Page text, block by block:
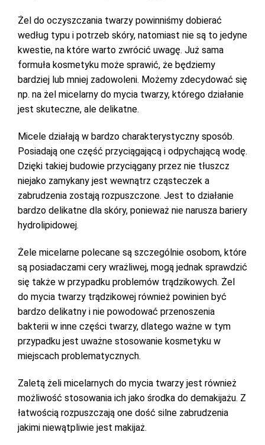
Żel do oczyszczania twarzy powinniśmy dobierać
według typu i potrzeb skóry, natomiast nie są to jedyne
kwestie, na które warto zwrócić uwagę. Już sama
formuła kosmetyku może sprawić, że będziemy
bardziej lub mniej zadowoleni. Możemy zdecydować się
np. na żel micelarny do mycia twarzy, którego działanie
jest skuteczne, ale delikatne.
Micele działają w bardzo charakterystyczny sposób.
Posiadają one część przyciągającą i odpychającą wodę.
Dzięki takiej budowie przyciągany przez nie tłuszcz
niejako zamykany jest wewnątrz cząsteczek a
zabrudzenia zostają rozpuszczone. Jest to działanie
bardzo delikatne dla skóry, ponieważ nie narusza bariery
hydrolipidowej.
Żele micelarne polecane są szczególnie osobom, które
są posiadaczami cery wrażliwej, mogą jednak sprawdzić
się także w przypadku problemów trądzikowych. Żel
do mycia twarzy trądzikowej również powinien być
bardzo delikatny i nie powodować przenoszenia
bakterii w inne części twarzy, dlatego ważne w tym
przypadku jest uważne stosowanie kosmetyku w
miejscach problematycznych.
Zaletą żeli micelarnych do mycia twarzy jest również
możliwość stosowania ich jako środka do demakijażu. Z
łatwością rozpuszczają one dość silne zabrudzenia
jakimi niewątpliwie jest makijaż.